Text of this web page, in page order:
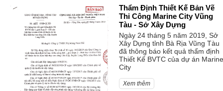
Thẩm Định Thiết Kế Bản Vẽ
Thi Công Marine City Vũng
Tàu - Sở Xây Dựng
Ngày 24 tháng 5 năm 2019, Sở
Xây Dựng tỉnh Bà Rịa Vũng Tàu
đã thông báo kết quả thẩm định
Thiết Kế BVTC của dự án Marine
City
Xem thêm